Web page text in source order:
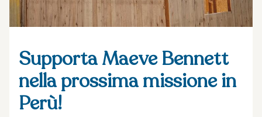
Supporta Maeve Bennett
nella prossima missione in
Perù!